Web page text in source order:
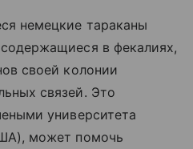
немецкие тараканы
в фекалиях,
своей колонии
связей. Это
университета
может помочь